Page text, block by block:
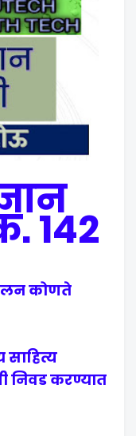
142
कोणते ?
साहित्य
निवड करण्यात